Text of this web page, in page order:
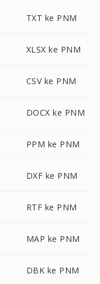
TXT ke PNM
XLSX ke PNM
CSV ke PNM
DOCX ke PNM
PPM ke PNM
DXF ke PNM
RTF ke PNM
MAP ke PNM
DBK ke PNM